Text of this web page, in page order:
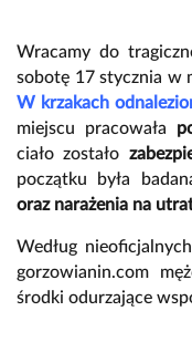
Wracamy do
sobotę 17 stycznia w
W krzakach
miejscu pracowała
ciało zostało
początku była
oraz narażenia na
Według
gorzowianin.com
środki odurzające